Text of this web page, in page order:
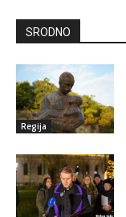
SRODNO
Regija